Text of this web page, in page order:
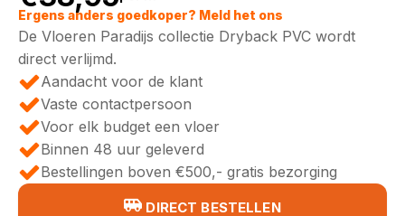
Ergens anders goedkoper? Meld het ons
De Vloeren Paradijs collectie Dryback PVC wordt
direct verlijmd.
Aandacht voor de klant
Vaste contactpersoon
Voor elk budget een vloer
Binnen 48 uur geleverd
Bestellingen boven €500,- gratis bezorging
DIRECT BESTELLEN